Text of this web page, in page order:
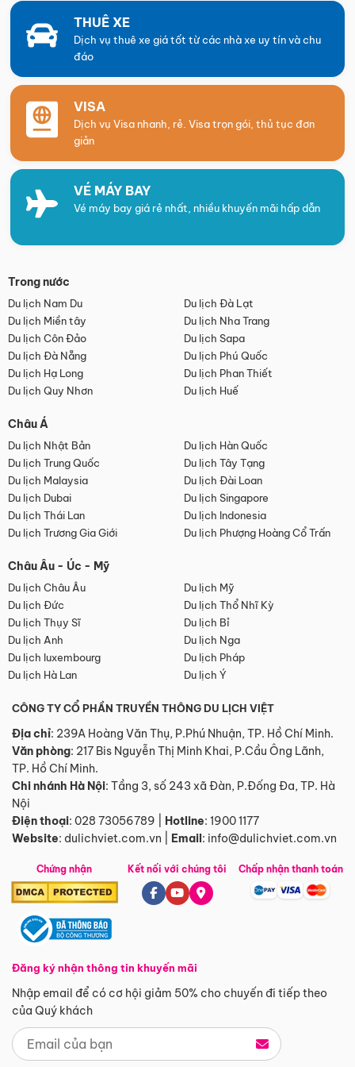
THUÊ XE
Dịch vụ thuê xe giá tốt từ các nhà xe uy tín và chu
đáo
VISA
Dịch vụ Visa nhanh, rẻ. Visa trọn gói, thủ tục đơn
giản
VÉ MÁY BAY
Vé máy bay giá rẻ nhất, nhiều khuyến mãi hấp dẫn
Trong nước
Du lịch Nam Du
Du lịch Đà Lạt
Du lịch Miền tây
Du lịch Nha Trang
Du lịch Côn Đảo
Du lịch Sapa
Du lịch Đà Nẵng
Du lịch Phú Quốc
Du lịch Hạ Long
Du lịch Phan Thiết
Du lịch Quy Nhơn
Du lịch Huế
Châu Á
Du lịch Nhật Bản
Du lịch Hàn Quốc
Du lịch Trung Quốc
Du lịch Tây Tạng
Du lịch Malaysia
Du lịch Đài Loan
Du lịch Dubai
Du lịch Singapore
Du lịch Thái Lan
Du lịch Indonesia
Du lịch Trương Gia Giới
Du lịch Phượng Hoàng Cổ Trấn
Châu Âu - Úc - Mỹ
Du lịch Châu Âu
Du lịch Mỹ
Du lịch Đức
Du lịch Thổ Nhĩ Kỳ
Du lịch Thụy Sĩ
Du lịch Bỉ
Du lịch Anh
Du lịch Nga
Du lịch luxembourg
Du lịch Pháp
Du lịch Hà Lan
Du lịch Ý
CÔNG TY CỔ PHẦN TRUYỀN THÔNG DU LỊCH VIỆT
Địa chỉ: 239A Hoàng Văn Thụ, P.Phú Nhuận, TP. Hồ Chí Minh.
Văn phòng: 217 Bis Nguyễn Thị Minh Khai, P.Cầu Ông Lãnh,
TP. Hồ Chí Minh.
Chi nhánh Hà Nội: Tầng 3, số 243 xã Đàn, P.Đống Đa, TP. Hà
Nội
Điện thoại: 028 73056789 Hotline: 1900 1177
Website: dulichviet.com.vn Email: info@dulichviet.com.vn
Chứng nhận
Đăng ký nhận thông tin khuyến mãi
Nhập email để có cơ hội giảm 50% cho chuyến đi tiếp theo
của Quý khách
Kết nối với chúng tôi Chấp nhận thanh toán